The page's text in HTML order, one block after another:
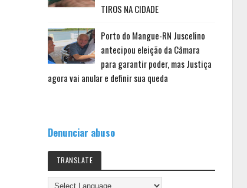
TIROS NA CIDADE
Porto do Mangue-RN Juscelino
antecipou eleição da Câmara
para garantir poder, mas Justiça
agora vai anular e definir sua queda
Denunciar abuso
TRANSLATE